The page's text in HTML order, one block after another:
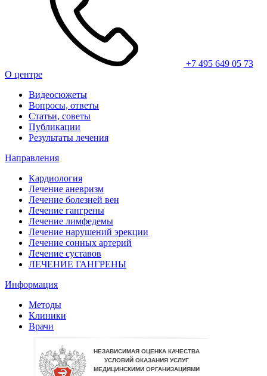
+7 495 649 05 73
О центре
Видеосюжеты
Вопросы, ответы
Статьи, советы
Публикации
Результаты лечения
Направления
Кардиология
Лечение аневризм
Лечение болезней вен
Лечение гангрены
Лечение лимфедемы
Лечение нарушений эрекции
Лечение сонных артерий
Лечение суставов
ЛЕЧЕНИЕ ГАНГРЕНЫ
Информация
Методы
Клиники
Врачи